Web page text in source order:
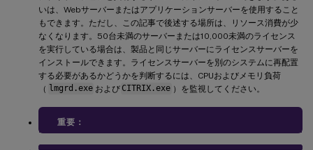
いは、Webサーバーまたはアプリケーションサーバーを使用すること
もできます。ただし、この記事で後述する場所は、リソース消費が少
なくなります。50台未満のサーバーまたは10,000未満のライセンス
を実行している場合は、製品と同じサーバーにライセンスサーバーを
インストールできます。ライセンスサーバーを別のシステムに再配置
する必要があるかどうかを判断するには、CPUおよびメモリ負荷
（ lmgrd.exe および CITRIX.exe ）を監視してください。
重要：